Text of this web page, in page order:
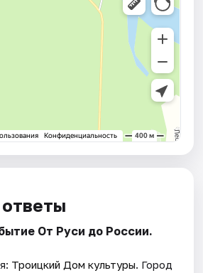
От Руси до России.
Троицкий Дом культуры. Город